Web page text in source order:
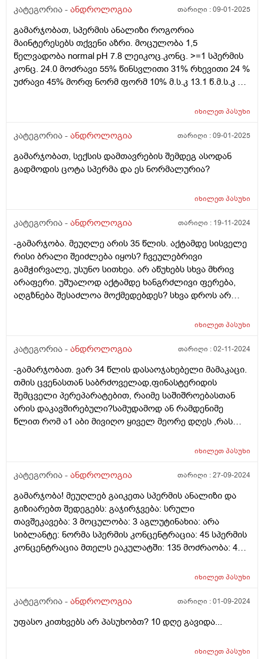
კატეგორია - ანდროლოგია თარიღი :09-01-2025
გამარჯობათ, სპერმის ანალიზი როგორია
მაინტერესებს თქვენი აზრი. მოცულობა 1,5
წელვადობა normal pH 7.8 ლეიკოც.კონც. >=1 სპერმის
კონც. 24.0 მოძრავი 55% წინსვლითი 31% რხევითი 24 %
უძრავი 45% მორფ ნორმ ფორმ 10% მ.ს.კ 13.1 წ.მ.ს.კ 7.4
სპერმატ 19.7 წინსვ.მოძრ.სპერმატ 11.1 ფუნქციური
იხილეთპასუხი
კატეგორია - ანდროლოგია თარიღი :09-01-2025
გამარჯობათ, სექსის დამთავრების შემდეგ ასოდან
გადმოდის ცოტა სპერმა და ეს ნორმალურია?
იხილეთპასუხი
კატეგორია - ანდროლოგია თარიღი : 19-11-2024
-გამარჯობა. მეუღლე არის 35 წლის. აქტამდე სისველე
რისი ბრალი შეიძლება იყოს? ჩვეულებრივი
გამჭირვალე, უსუნო სითხეა. არ აწუხებს სხვა მხრივ
არაფერი. უშუალოდ აქტამდე ხანგრძლივი ფერება,
აღგზნება შესაძლოა მოქმედებდეს? სხვა დროს არ
იხილეთპასუხი
კატეგორია - ანდროლოგია თარიღი :02-11-2024
-გამარჯობათ. ვარ 34 წლის დასაოჯახებელი მამაკაცი.
თმის ცვენასთან საბრძოველად,ფინასტერიდის
შემცველი პერეპარატებით, რაიმე საშიშროებასთან
არის დაკავშირებული?სამუდამოდ ან რამდენიმე
წლით რომ ა1 აბი მივიღო ყიველ მეორე დღეს ,რას
იხილეთპასუხი
კატეგორია - ანდროლოგია თარიღი :27-09-2024
გამარჯობა! მეუღლებ გაიკეთა სპერმის ანალიზი და
გიზიარებთ შედეგებს: გაჯირჯვება: სრული
თავშეკავება: 3 მოცულობა: 3 აგლუტინახია: არა
სიბლანტე: ნორმა სპერმის კონცენტრაცია: 45 სპერმის
კონცენტრაცია მთელს ეაკულატში: 135 მოძრაობა: 40
ლეიკოციტები: 1-2 მხ/არ მადლობა ველოდები თქვენს
იხილეთპასუხი
კატეგორია - ანდროლოგია თარიღი :01-09-2024
უფასო კითხვებს არ პასუხობთ? 10 დღე გავიდა...
იხილეთპასუხი